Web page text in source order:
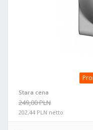
Stara cena
249,00 PLN
202,44 PLN netto